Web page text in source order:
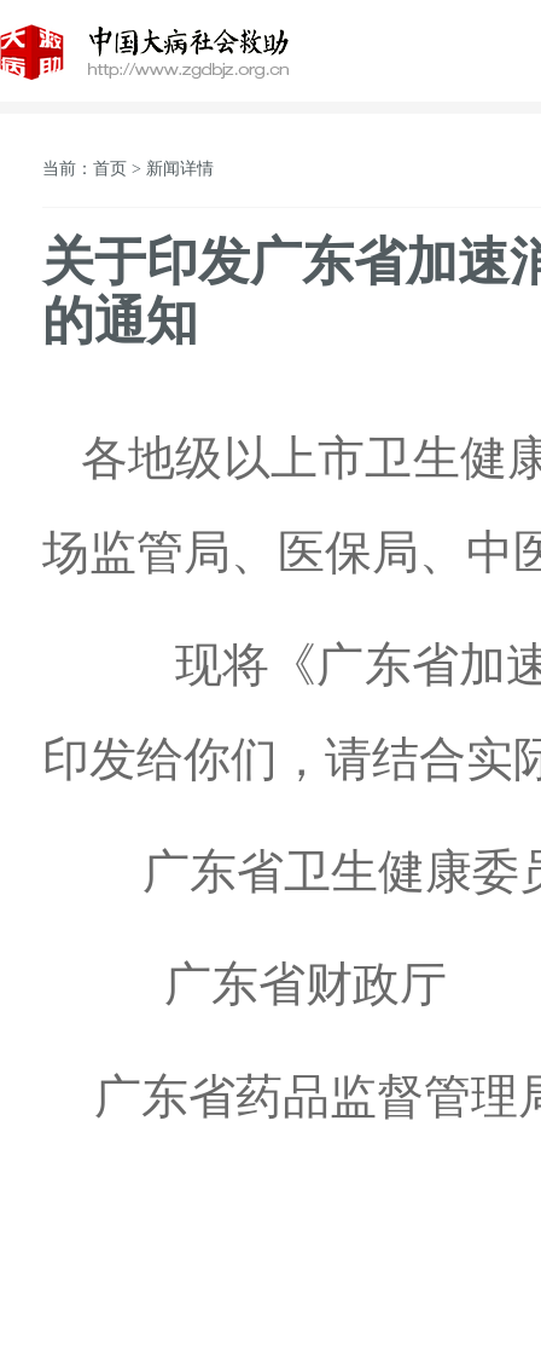
当前：首页 > 新闻详情
关于印发广东省加速
的通知
各地级以上市卫生健
场监管局、医保局、中
现将《广东省加速
印发给你们，请结合实
广东省卫生健
广东省财政厅
广东省药品监督